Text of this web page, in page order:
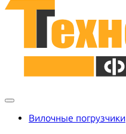
Вилочные погрузчики